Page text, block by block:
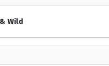
Wild